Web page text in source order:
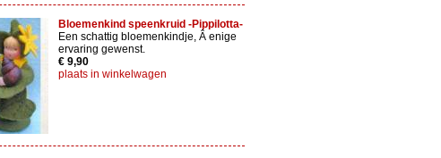
Bloemenkind speenkruid -Pippilotta-
Een schattig bloemenkindje, Â enige
ervaring gewenst.
€ 9,90
plaats in winkelwagen